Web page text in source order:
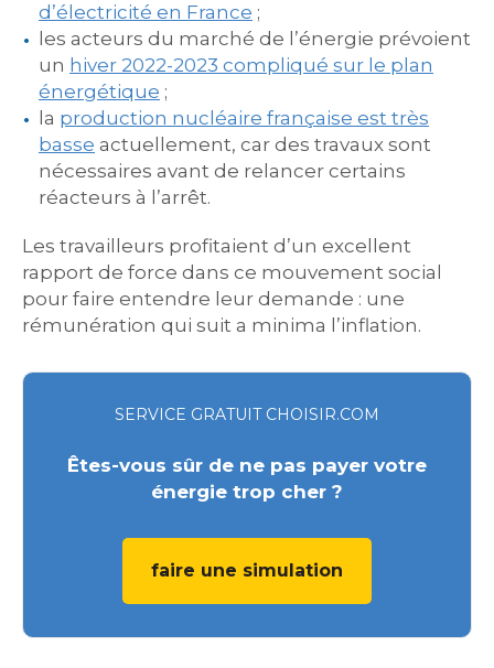
d’électricité en France ;
les acteurs du marché de l’énergie prévoient
un hiver 2022-2023 compliqué sur le plan
énergétique ;
la production nucléaire française est très
basse actuellement, car des travaux sont
nécessaires avant de relancer certains
réacteurs à l’arrêt.
Les travailleurs profitaient d’un excellent
rapport de force dans ce mouvement social
pour faire entendre leur demande : une
rémunération qui suit a minima l’inflation.
SERVICE GRATUIT CHOISIR.COM
Êtes-vous sûr de ne pas payer votre
énergie trop cher ?
faire une simulation